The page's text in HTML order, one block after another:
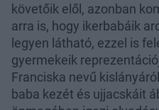
követőik elől, azonban
arra is, hogy ikerbabáik
legyen látható, ezzel is
gyermekeik
Franciska nevű
baba kezét és ujjacskáit